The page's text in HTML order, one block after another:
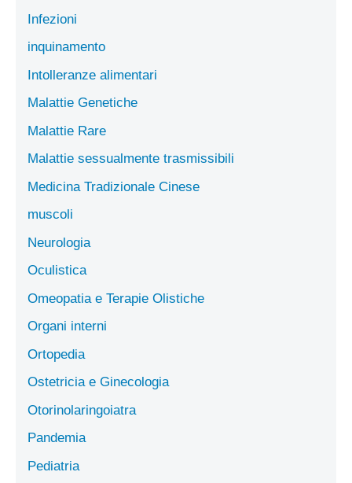
Infezioni
inquinamento
Intolleranze alimentari
Malattie Genetiche
Malattie Rare
Malattie sessualmente trasmissibili
Medicina Tradizionale Cinese
muscoli
Neurologia
Oculistica
Omeopatia e Terapie Olistiche
Organi interni
Ortopedia
Ostetricia e Ginecologia
Otorinolaringoiatra
Pandemia
Pediatria